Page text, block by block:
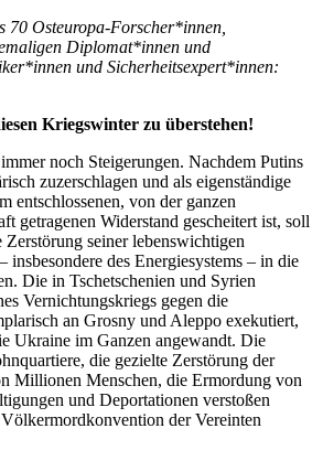
70 Osteuropa-Forscher*innen,
Diplomat*innen und
und Sicherheitsexpert*innen:
Kriegswinter zu überstehen!
noch Steigerungen. Nachdem Putins
zuzerschlagen und als eigenständige
entschlossenen, von der ganzen
getragenen Widerstand gescheitert ist, soll
seiner lebenswichtigen
insbesondere des Energiesystems – in die
Die in Tschetschenien und Syrien
Vernichtungskriegs gegen die
an Grosny und Aleppo exekutiert,
Ukraine im Ganzen angewandt. Die
die gezielte Zerstörung der
Millionen Menschen, die Ermordung von
und Deportationen verstoßen
der Vereinten